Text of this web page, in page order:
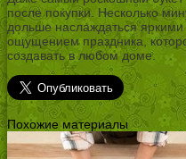
после покупки. Несколько
дольше наслаждаться
ощущением праздника,
создавать в любом доме.
Похожие материалы